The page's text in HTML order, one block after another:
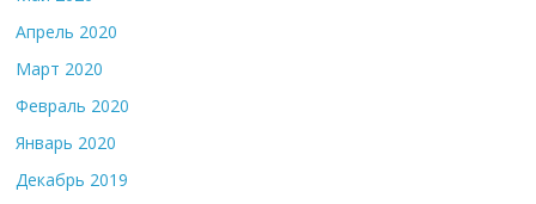
Апрель 2020
Март 2020
Февраль 2020
Январь 2020
Декабрь 2019